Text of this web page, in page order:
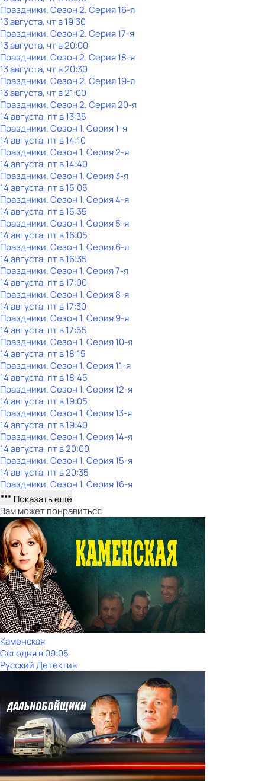
Праздники. Сезон 2. Серия 16-я
13 августа, чт в 19:30
Праздники. Сезон 2. Серия 17-я
13 августа, чт в 20:00
Праздники. Сезон 2. Серия 18-я
13 августа, чт в 20:30
Праздники. Сезон 2. Серия 19-я
13 августа, чт в 21:00
Праздники. Сезон 2. Серия 20-я
14 августа, пт в 13:35
Праздники. Сезон 1. Серия 1-я
14 августа, пт в 14:10
Праздники. Сезон 1. Серия 2-я
14 августа, пт в 14:40
Праздники. Сезон 1. Серия 3-я
14 августа, пт в 15:05
Праздники. Сезон 1. Серия 4-я
14 августа, пт в 15:35
Праздники. Сезон 1. Серия 5-я
14 августа, пт в 16:05
Праздники. Сезон 1. Серия 6-я
14 августа, пт в 16:35
Праздники. Сезон 1. Серия 7-я
14 августа, пт в 17:00
Праздники. Сезон 1. Серия 8-я
14 августа, пт в 17:30
Праздники. Сезон 1. Серия 9-я
14 августа, пт в 17:55
Праздники. Сезон 1. Серия 10-я
14 августа, пт в 18:15
Праздники. Сезон 1. Серия 11-я
14 августа, пт в 18:45
Праздники. Сезон 1. Серия 12-я
14 августа, пт в 19:05
Праздники. Сезон 1. Серия 13-я
14 августа, пт в 19:40
Праздники. Сезон 1. Серия 14-я
14 августа, пт в 20:00
Праздники. Сезон 1. Серия 15-я
14 августа, пт в 20:35
Праздники. Сезон 1. Серия 16-я
Показать ещё
Вам может понравиться
Каменская
Сегодня в 09:05
Русский Детектив